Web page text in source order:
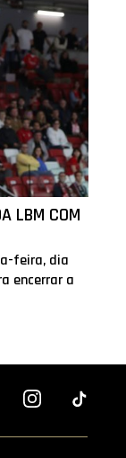
LBM COM
feira, dia
encerrar a